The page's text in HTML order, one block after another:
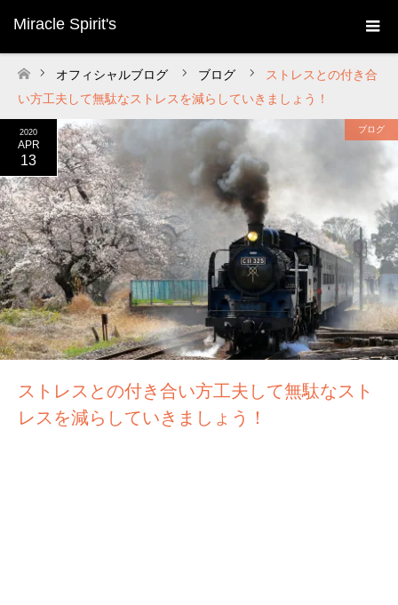
Miracle Spirit's
ホーム
オフィシャルブログ ブログ
ストレスとの付き合
い方工夫して無駄なストレスを減らしていきましょう！
2020
APR
13
ブログ
ストレスとの付き合い方工夫して無駄なスト
レスを減らしていきましょう！